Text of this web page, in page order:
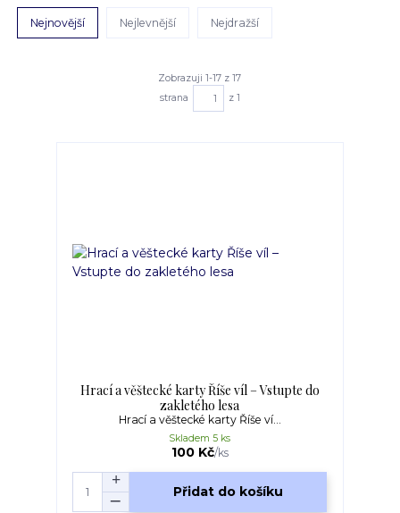
Nejnovější Nejlevnější Nejdražší
Zobrazuji 1-17 z 17
strana
z 1
Hrací a věštecké karty Říše víl – Vstupte do
zakletého lesa
Hrací a věštecké karty Říše ví...
100 Kč/ks
Skladem 5 ks
Přidat do košíku